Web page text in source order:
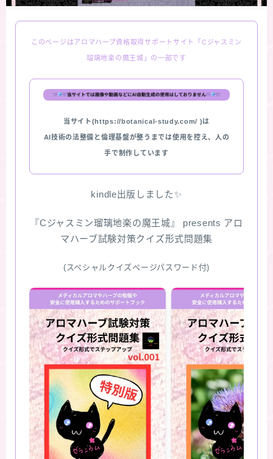
おすすめ商品＆レビュー
★スペシャルアロマハーブ４択クイズ (kindle出
版限定)
このページはアロマハーブ資格取得サポートサイト「Cジャスミン
瑠璃地楽の魔王城」の一部です
当サイト(https://botanical-study.com/ )は
AI技術の法整備と倫理基盤が整うまでは使用を控え、人の
手で制作しています
kindle出版しました✨
『Cジャスミン瑠璃地楽の魔王城』 presents アロ
マハーブ試験対策クイズ形式問題集
(スペシャルクイズページパスワード付)